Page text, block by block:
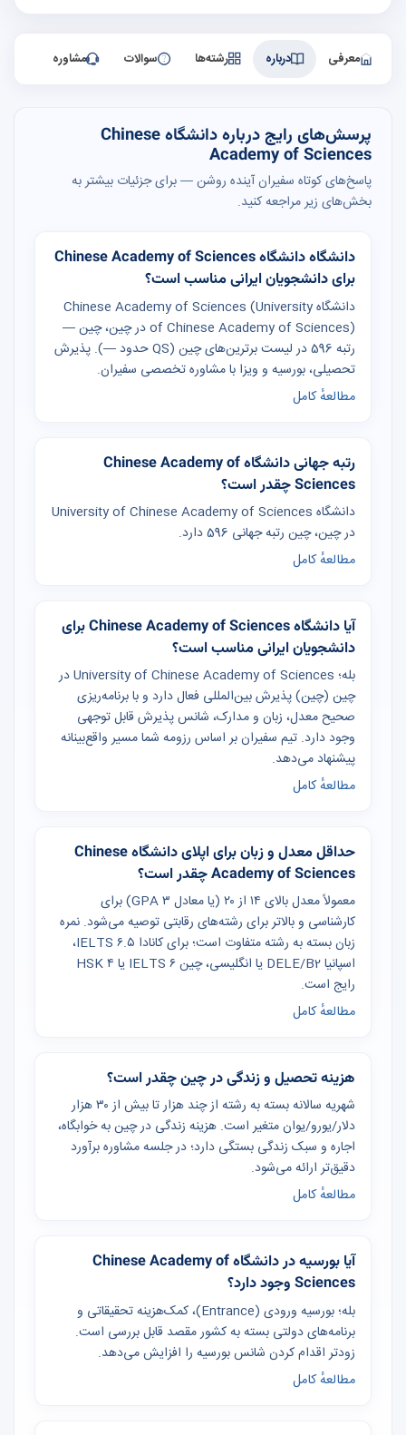
معرفی درباره رشته‌ها سوالات مشاوره
پرسش‌های رایج درباره دانشگاه Chinese
Academy of Sciences
پاسخ‌های کوتاه سفیران آینده روشن — برای جزئیات بیشتر به
بخش‌های زیر مراجعه کنید.
دانشگاه دانشگاه Chinese Academy of Sciences
برای دانشجویان ایرانی مناسب است؟
دانشگاه Chinese Academy of Sciences (University
of Chinese Academy of Sciences) در چین، چین —
رتبه 596 در لیست برترین‌های چین (QS حدود —). پذیرش
تحصیلی، بورسیه و ویزا با مشاوره تخصصی سفیران.
مطالعهٔ کامل
رتبه جهانی دانشگاه Chinese Academy of
Sciences چقدر است؟
دانشگاه University of Chinese Academy of Sciences
در چین، چین رتبه جهانی 596 دارد.
مطالعهٔ کامل
آیا دانشگاه Chinese Academy of Sciences برای
دانشجویان ایرانی مناسب است؟
بله؛ University of Chinese Academy of Sciences در
چین (چین) پذیرش بین‌المللی فعال دارد و با برنامه‌ریزی
صحیح معدل، زبان و مدارک، شانس پذیرش قابل توجهی
وجود دارد. تیم سفیران بر اساس رزومه شما مسیر واقع‌بینانه
پیشنهاد می‌دهد.
مطالعهٔ کامل
حداقل معدل و زبان برای اپلای دانشگاه Chinese
Academy of Sciences چقدر است؟
معمولاً معدل بالای ۱۴ از ۲۰ (یا معادل GPA ۳) برای
کارشناسی و بالاتر برای رشته‌های رقابتی توصیه می‌شود. نمره
زبان بسته به رشته متفاوت است؛ برای کانادا IELTS ۶.۵،
اسپانیا DELE/B2 یا انگلیسی، چین IELTS ۶ یا HSK ۴
رایج است.
مطالعهٔ کامل
هزینه تحصیل و زندگی در چین چقدر است؟
شهریه سالانه بسته به رشته از چند هزار تا بیش از ۳۰ هزار
دلار/یورو/یوان متغیر است. هزینه زندگی در چین به خوابگاه،
اجاره و سبک زندگی بستگی دارد؛ در جلسه مشاوره برآورد
دقیق‌تر ارائه می‌شود.
مطالعهٔ کامل
آیا بورسیه در دانشگاه Chinese Academy of
Sciences وجود دارد؟
بله؛ بورسیه ورودی (Entrance)، کمک‌هزینه تحقیقاتی و
برنامه‌های دولتی بسته به کشور مقصد قابل بررسی است.
زودتر اقدام کردن شانس بورسیه را افزایش می‌دهد.
مطالعهٔ کامل